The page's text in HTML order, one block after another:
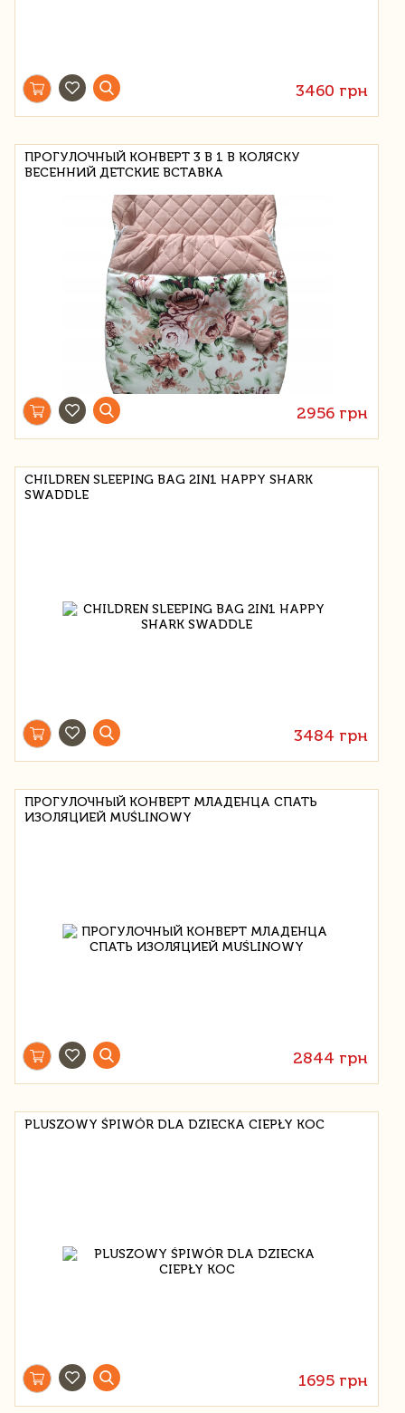
3460 грн
ПРОГУЛОЧНЫЙ КОНВЕРТ 3 В 1 В КОЛЯСКУ
ВЕСЕННИЙ ДЕТСКИЕ ВСТАВКА
2956 грн
CHILDREN SLEEPING BAG 2IN1 HAPPY SHARK
SWADDLE
3484 грн
ПРОГУЛОЧНЫЙ КОНВЕРТ МЛАДЕНЦА СПАТЬ
ИЗОЛЯЦИЕЙ MUŚLINOWY
2844 грн
PLUSZOWY ŚPIWÓR DLA DZIECKA CIEPŁY KOC
1695 грн